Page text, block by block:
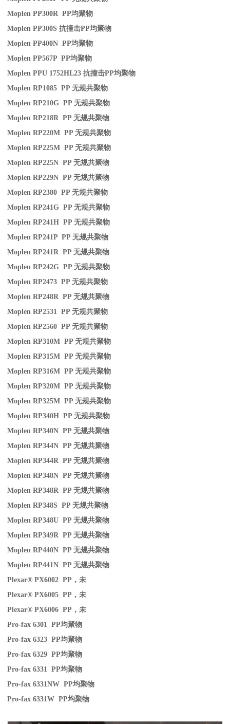
Moplen PP300R PP均聚物
Moplen PP300S抗撞击PP均聚物
Moplen PP400N PP均聚物
Moplen PP567P PP均聚物
Moplen PPU 1752HL23抗撞击PP均聚物
Moplen RP1085 PP无规共聚物
Moplen RP210G PP无规共聚物
Moplen RP218R PP无规共聚物
Moplen RP220M PP无规共聚物
Moplen RP225M PP无规共聚物
Moplen RP225N PP无规共聚物
Moplen RP229N PP无规共聚物
Moplen RP2380 PP无规共聚物
Moplen RP241G PP无规共聚物
Moplen RP241H PP无规共聚物
Moplen RP241P PP无规共聚物
Moplen RP241R PP无规共聚物
Moplen RP242G PP无规共聚物
Moplen RP2473 PP无规共聚物
Moplen RP248R PP无规共聚物
Moplen RP2531 PP无规共聚物
Moplen RP2560 PP无规共聚物
Moplen RP310M PP无规共聚物
Moplen RP315M PP无规共聚物
Moplen RP316M PP无规共聚物
Moplen RP320M PP无规共聚物
Moplen RP325M PP无规共聚物
Moplen RP340H PP无规共聚物
Moplen RP340N PP无规共聚物
Moplen RP344N PP无规共聚物
Moplen RP344R PP无规共聚物
Moplen RP348N PP无规共聚物
Moplen RP348R PP无规共聚物
Moplen RP348S PP无规共聚物
Moplen RP348U PP无规共聚物
Moplen RP349R PP无规共聚物
Moplen RP440N PP无规共聚物
Moplen RP441N PP无规共聚物
Plexar® PX6002 PP ，未
Plexar® PX6005 PP ，未
Plexar® PX6006 PP ，未
Pro-fax 6301 PP均聚物
Pro-fax 6323 PP均聚物
Pro-fax 6329 PP均聚物
Pro-fax 6331 PP均聚物
Pro-fax 6331NW PP均聚物
Pro-fax 6331W PP均聚物